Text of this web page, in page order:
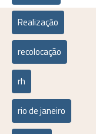
Realização
recolocação
rh
rio de janeiro